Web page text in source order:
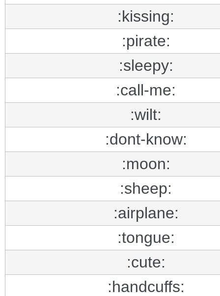
:kissing:
:pirate:
:sleepy:
:call-me:
:wilt:
:dont-know:
:moon:
:sheep:
:airplane:
:tongue:
:cute:
:handcuffs: